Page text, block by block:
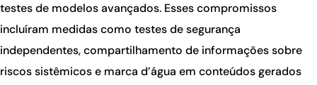
testes de modelos avançados. Esses compromissos
incluíram medidas como testes de segurança
independentes, compartilhamento de informações sobre
riscos sistêmicos e marca d’água em conteúdos gerados